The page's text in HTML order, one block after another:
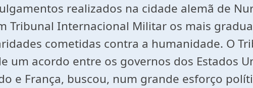
realizados na cidade alemã de
Tribunal Internacional Militar os mais
cometidas contra a humanidade. O
acordo entre os governos dos Estados
e França, buscou, num grande esforço